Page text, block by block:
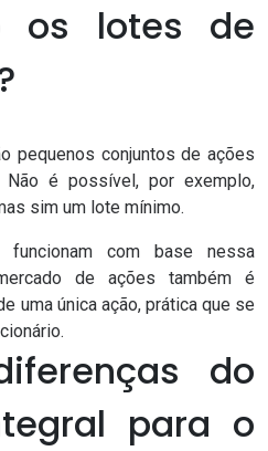
os lotes de
pequenos conjuntos de ações
Não é possível, por exemplo,
sim um lote mínimo.
com base nessa
de ações também é
uma única ação, prática que se
do
para o